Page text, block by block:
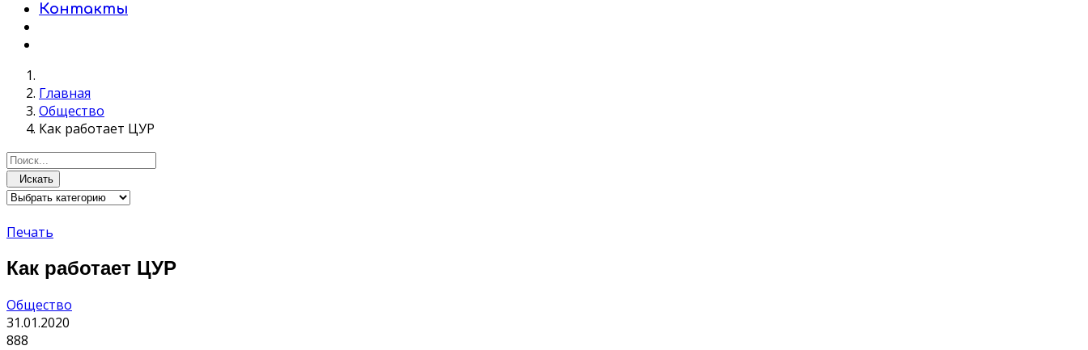
Контакты
Главная
Общество
Как работает ЦУР
Искать
Печать
Как работает ЦУР
Общество
31.01.2020
888